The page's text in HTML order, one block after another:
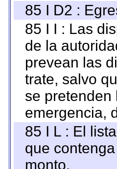
85 I D2 :
85 I I : Las
de la
prevean las
trate, salvo
se pretenden
emergencia,
85 I L : El
que
monto.